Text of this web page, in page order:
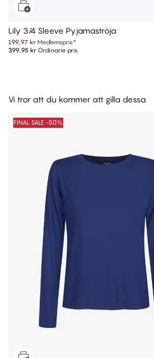
Lily 3/4 Sleeve Pyjamaströja
199,97 kr Medlemspris*
399,95 kr Ordinarie pris
Vi tror att du kommer att gilla dessa
FINAL SALE -50%